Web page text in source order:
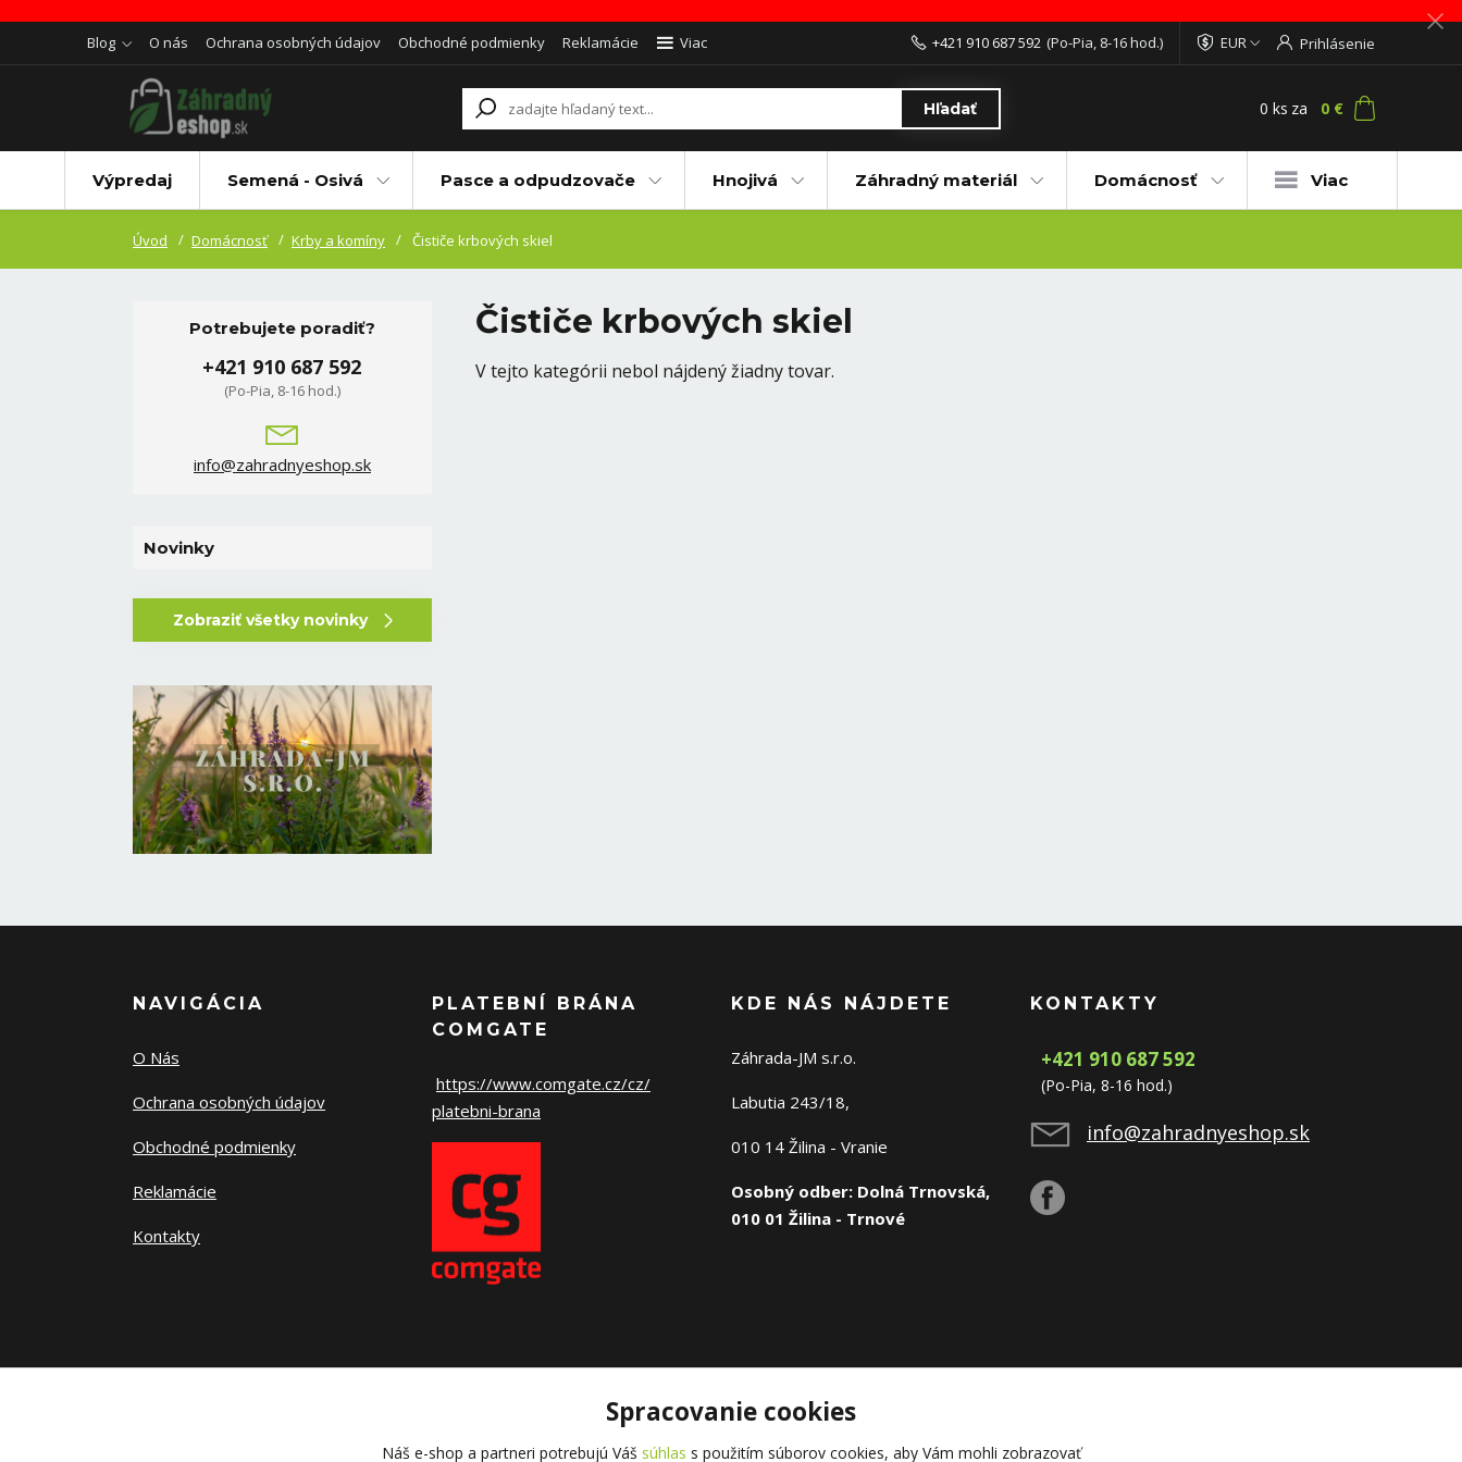
Blog O nás Ochrana osobných údajov Obchodné podmienky Reklamácie Viac EUR Prihlásenie
Hľadať
+421 910 687 592 (Po-Pia, 8-16 hod.)
0 ks za 0 €
Výpredaj Semená - Osivá Pasce a odpudzovače Hnojivá Záhradný materiál Domácnosť Viac
Úvod Domácnosť Krby a komíny Čističe krbových skiel
Čističe krbových skiel
V tejto kategórii nebol nájdený žiadny tovar.
Potrebujete poradiť?
+421 910 687 592
(Po-Pia, 8-16 hod.)
info@zahradnyeshop.sk
Novinky
Zobraziť všetky novinky
NAVIGÁCIA
O Nás
Ochrana osobných údajov
Obchodné podmienky
Reklamácie
Kontakty
PLATEBNÍ BRÁNA
COMGATE
https://www.comgate.cz/cz/
platebni-brana
KDE NÁS NÁJDETE
Záhrada-JM s.r.o.
Labutia 243/18,
010 14 Žilina - Vranie
Osobný odber: Dolná Trnovská,
010 01 Žilina - Trnové
KONTAKTY
+421 910 687 592
(Po-Pia, 8-16 hod.)
info@zahradnyeshop.sk
Spracovanie cookies
Náš e-shop a partneri potrebujú Váš súhlas s použitím súborov cookies, aby Vám mohli zobrazovať